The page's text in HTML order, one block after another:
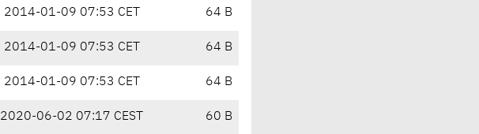
2014-01-09 07:53 CET 64 B
2014-01-09 07:53 CET 64 B
2014-01-09 07:53 CET 64 B
2020-06-02 07:17 CEST 60 B